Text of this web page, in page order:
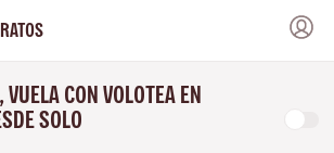
VUELA CON VOLOTEA EN
SOLO